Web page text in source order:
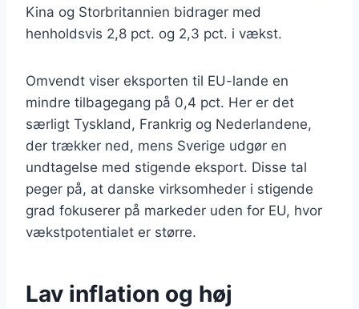
Kina og Storbritannien bidrager med
henholdsvis 2,8 pct. og 2,3 pct. i vækst.
Omvendt viser eksporten til EU-lande en
mindre tilbagegang på 0,4 pct. Her er det
særligt Tyskland, Frankrig og Nederlandene,
der trækker ned, mens Sverige udgør en
undtagelse med stigende eksport. Disse tal
peger på, at danske virksomheder i stigende
grad fokuserer på markeder uden for EU, hvor
vækstpotentialet er større.
Lav inflation og høj